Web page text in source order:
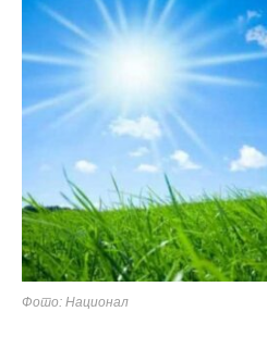
Фото: Национал